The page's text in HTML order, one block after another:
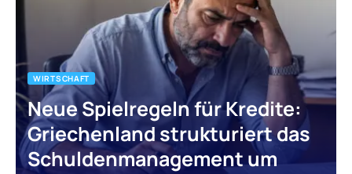
WIRTSCHAFT
Neue Spielregeln für Kredite:
Griechenland strukturiert das
Schuldenmanagement um